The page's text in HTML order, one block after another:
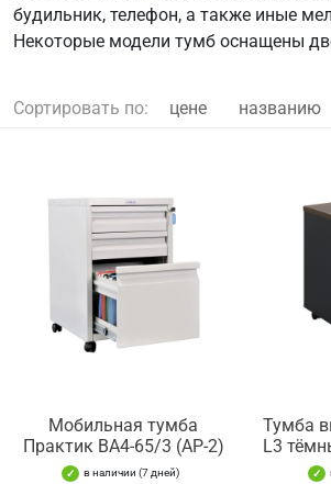
будильник, телефон, а также иные
Некоторые модели тумб оснащены
Сортировать по: цене названию
Мобильная тумба
Практик BA4-65/3 (АР-2)
в наличии (7 дней)
Тумба
L3